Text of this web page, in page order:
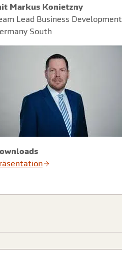
Markus Konietzny
Lead Business Development
South